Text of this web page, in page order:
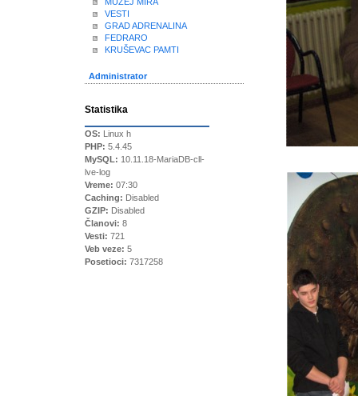
VESTI
GRAD ADRENALINA
FEDRARO
KRUŠEVAC PAMTI
Administrator
Statistika
OS: Linux h
PHP: 5.4.45
MySQL: 10.11.18-MariaDB-cll-
lve-log
Vreme: 07:30
Caching: Disabled
GZIP: Disabled
Članovi: 8
Vesti: 721
Veb veze: 5
Posetioci: 7317258